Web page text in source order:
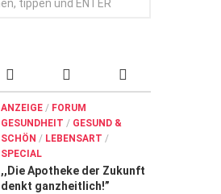
ANZEIGE / FORUM
GESUNDHEIT / GESUND &
SCHÖN / LEBENSART /
SPECIAL
,,Die Apotheke der Zukunft
denkt ganzheitlich!”